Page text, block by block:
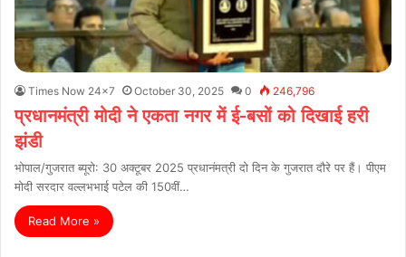
Times Now 24x7 October 30, 2025 0 246,796
प्रधानमंत्री मोदी ने एकता नगर में ई-बसों को दिखाई हरी
झंडी
भोपाल/गुजरात ब्यूरो: 30 अक्टूबर 2025 प्रधानंमत्री दो दिन के गुजरात दौरे पर हैं। पीएम
मोदी सरदार वल्लभभाई पटेल की 150वीं…
Read More »